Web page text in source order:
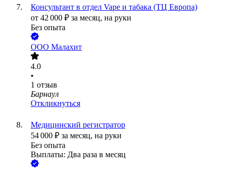
Консультант в отдел Vape и табака (ТЦ Европа)
от 42 000 ₽ за месяц, на руки
Без опыта
ООО Малахит
4.0
•
1 отзыв
Барнаул
Откликнуться
Медицинский регистратор
54 000 ₽ за месяц, на руки
Без опыта
Выплаты: Два раза в месяц